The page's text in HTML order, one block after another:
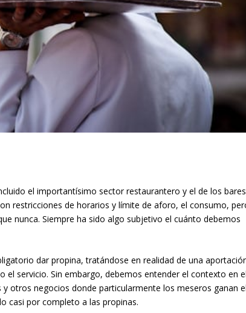
el importantísimo sector restaurantero y el de los
restricciones de horarios y límite de aforo, el consumo,
nunca. Siempre ha sido algo subjetivo el cuánto debemos
dar propina, tratándose en realidad de una
el servicio. Sin embargo, debemos entender el contexto en
otros negocios donde particularmente los meseros ganan
casi por completo a las propinas.